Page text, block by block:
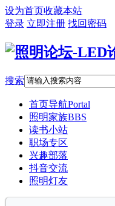
设为首页收藏本站
登录 立即注册 找回密码
搜索
首页导航Portal
照明家族BBS
读书小站
职场专区
兴趣部落
抖音交流
照明灯友